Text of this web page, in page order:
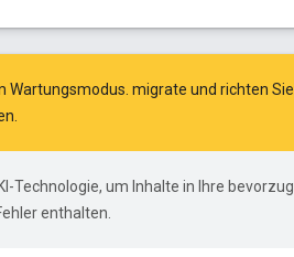
Wartungsmodus. migrate und richten
Technologie, um Inhalte in Ihre
enthalten.